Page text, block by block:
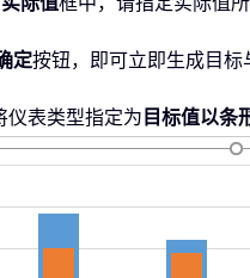
定按钮，即可立即生成目标
仪表类型指定为 目标值以条